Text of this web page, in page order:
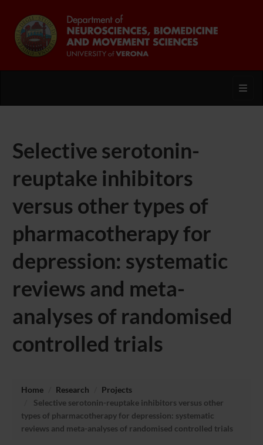
Selective serotonin-
reuptake inhibitors
versus other types of
pharmacotherapy for
depression: systematic
reviews and meta-
analyses of randomised
controlled trials
Home Research
Projects
Selective serotonin-reuptake inhibitors versus other
types of pharmacotherapy for depression: systematic
reviews and meta-analyses of randomised controlled trials